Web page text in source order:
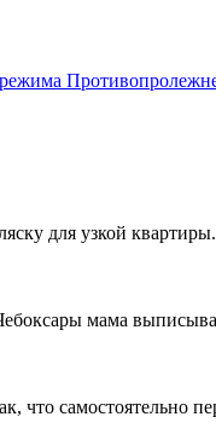
для узкой квартиры.
мама
самостоятельно